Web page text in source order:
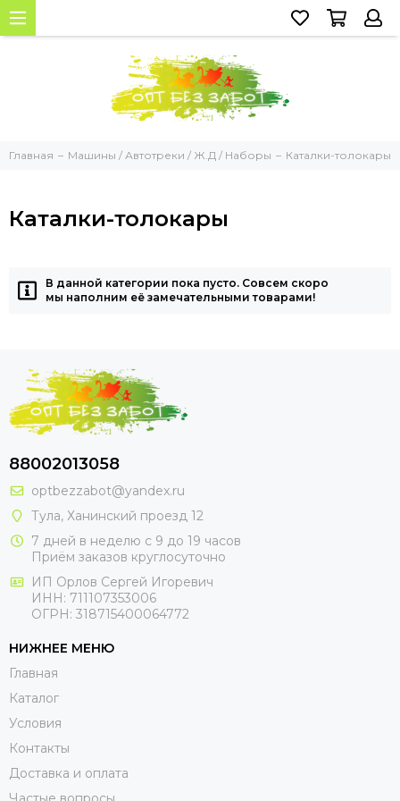
Главная Машины / Автотреки / Ж.Д / Наборы Каталки-толокары
Каталки-толокары
В данной категории пока пусто. Совсем скоро
мы наполним её замечательными товарами!
88002013058
optbezzabot@yandex.ru
Тула, Ханинский проезд 12
7 дней в неделю с 9 до 19 часов
Приём заказов круглосуточно
ИП Орлов Сергей Игоревич
ИНН: 711107353006
ОГРН: 318715400064772
НИЖНЕЕ МЕНЮ
Главная
Каталог
Условия
Контакты
Доставка и оплата